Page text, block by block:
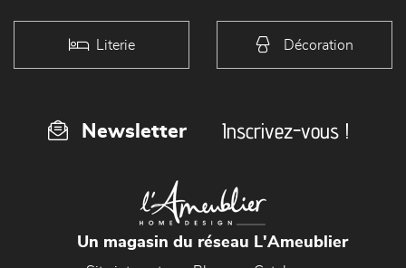
Literie Décoration
Newsletter Inscrivez-vous !
Un magasin du réseau L'Ameublier